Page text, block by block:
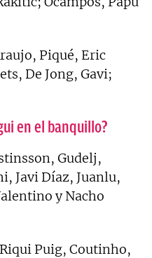
Piqué, Eric
De Jong, Gavi;
en el banquillo?
Gudelj,
Javi Díaz, Juanlu,
y Nacho
Puig, Coutinho,